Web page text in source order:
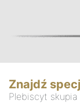
Znajdź
Plebiscyt